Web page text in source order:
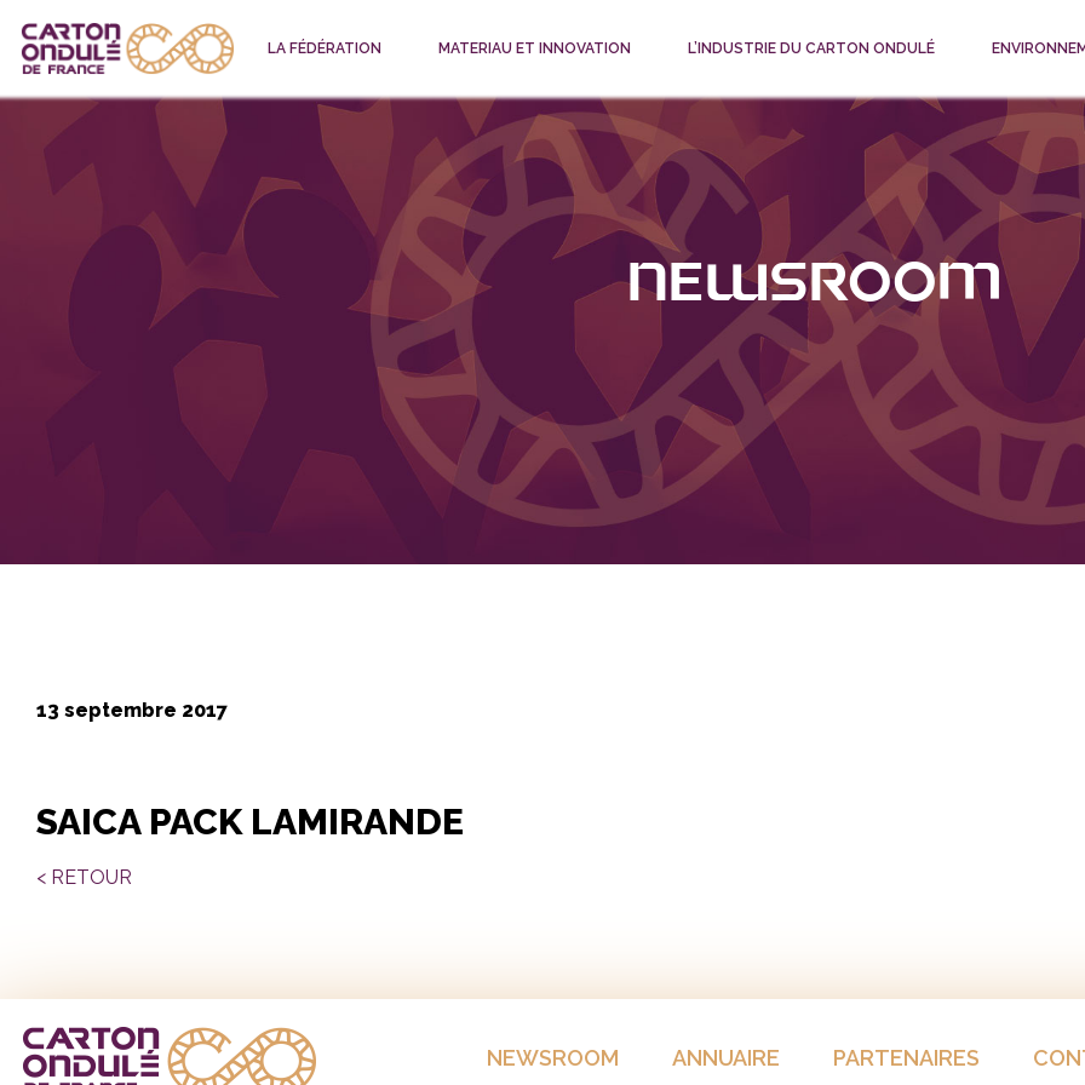
LA FÉDÉRATION MATERIAU ET INNOVATION L’INDUSTRIE DU CARTON ONDULÉ
Newsroom
13 septembre 2017
SAICA PACK LAMIRANDE
< RETOUR
NEWSROOM ANNUAIRE PARTENAIRES